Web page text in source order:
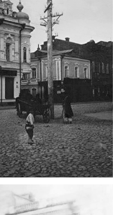
a comment
Житомира період
року